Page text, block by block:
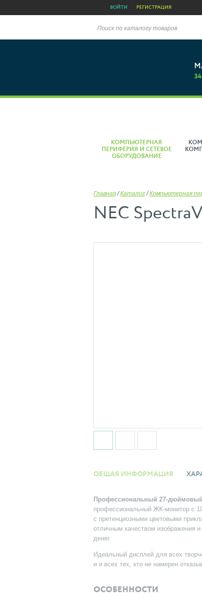
ВОЙТИ РЕГИСТРАЦИЯ
Поиск по каталогу товаров
КОМПЬЮТЕРНАЯ
ПЕРИФЕРИЯ И СЕТЕВОЕ
ОБОРУДОВАНИЕ
Главная /Каталог /Компьютерная
NEC
ОБЩАЯ ИНФОРМАЦИЯ
Профессиональный 27-
профессиональный ЖК-монитор с
с претенциозными цветовыми
отличным качеством изображения
денег.
Идеальный дисплей для всех
и и всех тех, кто не намерен
ОСОБЕННОСТИ